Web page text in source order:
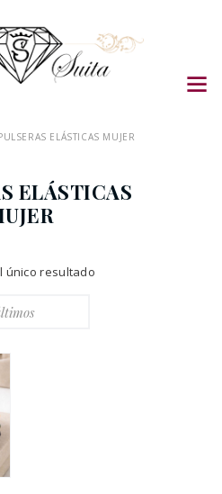
ELÁSTICAS MUJER
ELÁSTICAS
único resultado